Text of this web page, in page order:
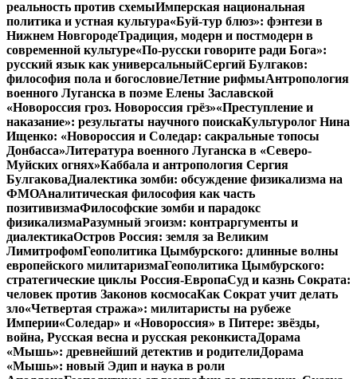
реальность против схемыИмперская национальная
политика и устная культура«Буй-тур блюз»: фэнтези в
Нижнем НовгородеТрадиция, модерн и постмодерн в
современной культуре«По-русски говорите ради Бога»:
русский язык как универсальныйСергий Булгаков:
философия пола и богословиеЛетние рифмыАнтропология
военного Луганска в поэме Елены Заславской
«Новороссия гроз. Новороссия грёз»«Преступление и
наказание»: результаты научного поискаКультуролог Нина
Ищенко: «Новороссия и Соледар: сакральные топосы
Донбасса»Литература военного Луганска в «Северо-
Муйских огнях»Каббала и антропология Сергия
БулгаковаДиалектика зомби: обсуждение физикализма на
ФМОАналитическая философия как часть
позитивизмаФилософские зомби и парадокс
физикализмаРазумный эгоизм: контраргументы и
диалектикаОстров Россия: земля за Великим
ЛимитрофомГеополитика Цымбурского: длинные волны
европейского милитаризмаГеополитика Цымбурского:
стратегические циклы Россия-ЕвропаСуд и казнь Сократа:
человек против Законов космосаКак Сократ учит делать
зло«Четвертая стража»: милитаристы на рубеже
Империи«Соледар» и «Новороссия» в Питере: звёзды,
война, Русская весна и русская реконкистаДорама
«Мышь»: древнейший детектив и родителиДорама
«Мышь»: новый Эдип и наука в роли